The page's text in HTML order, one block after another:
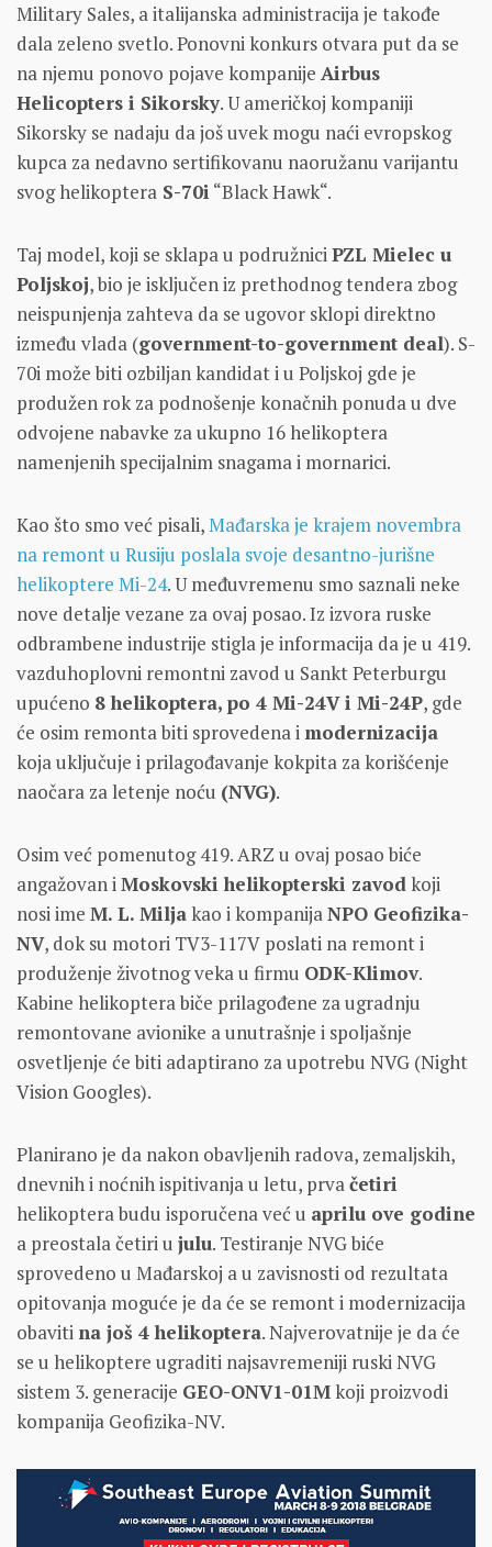
Military Sales, a italijanska administracija je takođe
dala zeleno svetlo. Ponovni konkurs otvara put da se
na njemu ponovo pojave kompanije Airbus
Helicopters i Sikorsky. U američkoj kompaniji
Sikorsky se nadaju da još uvek mogu naći evropskog
kupca za nedavno sertifikovanu naoružanu varijantu
svog helikoptera S-70i “Black Hawk“.
Taj model, koji se sklapa u podružniciPZL Mielec u
Poljskoj, bio je isključen iz prethodnog tendera zbog
neispunjenja zahteva da se ugovor sklopi direktno
između vlada (government-to-government deal). S-
70i može biti ozbiljan kandidat i u Poljskoj gde je
produžen rok za podnošenje konačnih ponuda u dve
odvojene nabavke za ukupno 16 helikoptera
namenjenih specijalnim snagama i mornarici.
Kao što smo već pisali,Mađarska je krajem novembra
na remont u Rusiju poslala svoje desantno-jurišne
helikoptere Mi-24. U međuvremenu smo saznali neke
nove detalje vezane za ovaj posao. Iz izvora ruske
odbrambene industrije stigla je informacija da je u 419.
vazduhoplovni remontni zavod u Sankt Peterburgu
upućeno 8 helikoptera, po 4 Mi-24V i Mi-24P, gde
će osim remonta biti sprovedena i modernizacija
koja uključuje i prilagođavanje kokpita za korišćenje
naočara za letenje noću (NVG).
Osim već pomenutog 419. ARZ u ovaj posao biće
angažovan iMoskovski helikopterski zavodkoji
nosi ime M. L. Miljakao i kompanijaNPO Geofizika-
NV, dok su motori TV3-117V poslati na remont i
produženje životnog veka u firmu ODK-Klimov.
Kabine helikoptera biče prilagođene za ugradnju
remontovane avionike a unutrašnje i spoljašnje
osvetljenje će biti adaptirano za upotrebu NVG (Night
Vision Googles).
Planirano je da nakon obavljenih radova, zemaljskih,
dnevnih i noćnih ispitivanja u letu, prvačetiri
helikoptera budu isporučena već u aprilu ove godine
a preostala četiri u julu. Testiranje NVG biće
sprovedeno u Mađarskoj a u zavisnosti od rezultata
opitovanja moguće je da će se remont i modernizacija
obaviti na još 4 helikoptera. Najverovatnije je da će
se u helikoptere ugraditi najsavremeniji ruski NVG
sistem 3. generacije GEO-ONV1-01Mkoji proizvodi
kompanija Geofizika-NV.